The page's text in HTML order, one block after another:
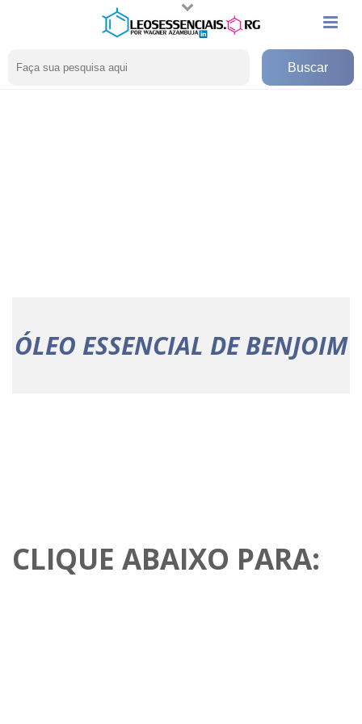
ÓLEO ESSENCIAL DE BENJOIM
CLIQUE ABAIXO PARA: